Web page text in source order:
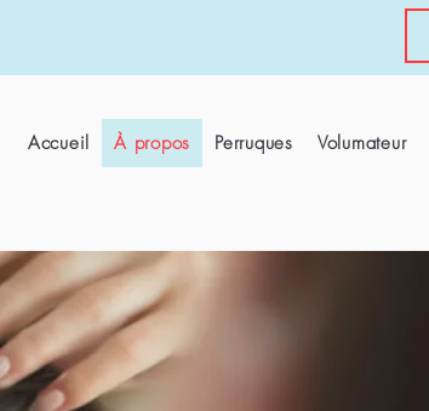
Accueil À propos Perruques Volumateur